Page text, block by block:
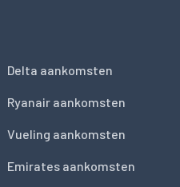
Delta aankomsten
Ryanair aankomsten
Vueling aankomsten
Emirates aankomsten